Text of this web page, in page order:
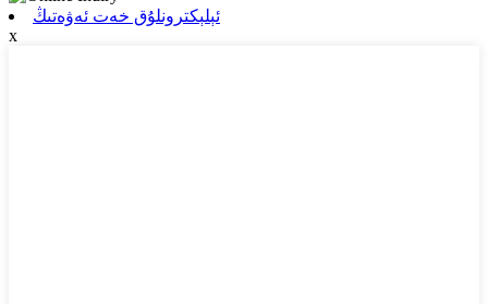
ئېلېكترونلۇق خەت ئەۋەتىڭ
x